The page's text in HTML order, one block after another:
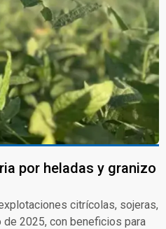
por heladas y granizo
citrícolas, sojeras,
2025, con beneficios para